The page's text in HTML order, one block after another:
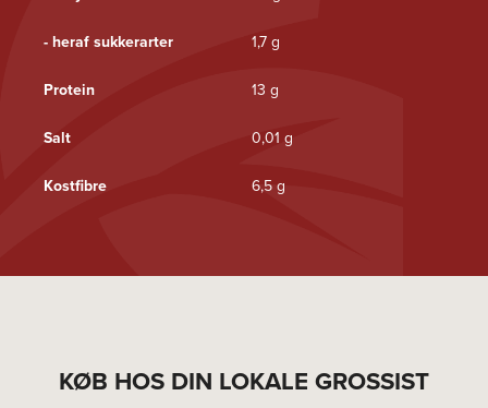
- heraf sukkerarter 1,7 g
Protein 13 g
Salt 0,01 g
Kostfibre 6,5 g
KØB HOS DIN LOKALE GROSSIST